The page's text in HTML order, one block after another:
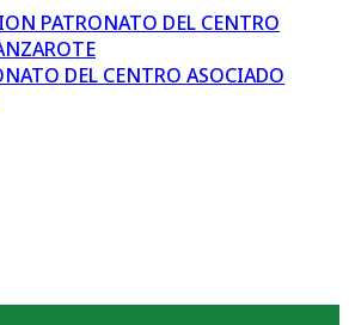
DEL CENTRO ASOCIADO